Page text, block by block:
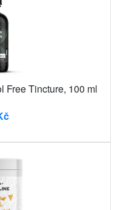
Free Tincture, 100 ml